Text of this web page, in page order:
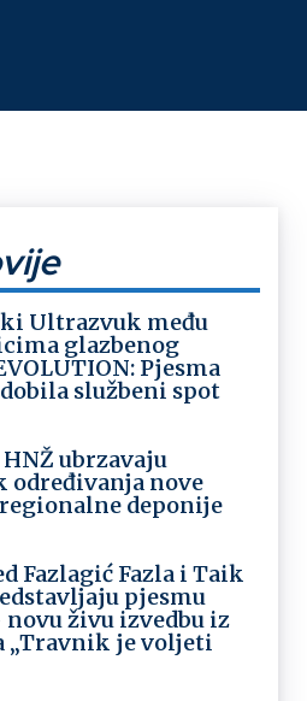
Ultrazvuk među
glazbenog
Pjesma
dobila službeni spot
ubrzavaju
određivanja nove
deponije
Fazlagić Fazla i Taik
pjesmu
novu živu izvedbu iz
„Travnik je voljeti